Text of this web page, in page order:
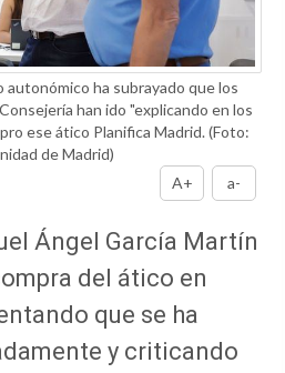
autonómico ha subrayado que los
han ido "explicando en los
ese ático Planifica Madrid.(Foto:
de Madrid)
A+
a-
Ángel García Martín
del ático en
que se ha
y criticando